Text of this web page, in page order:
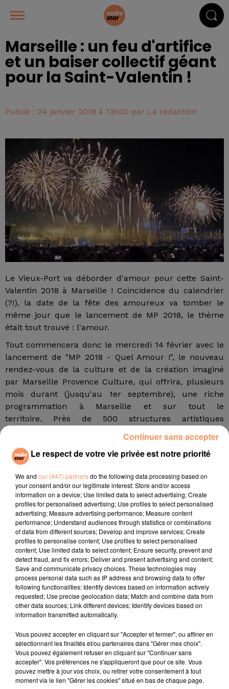
Marseille : un feu d'artifice
et un baiser collectif géant
pour la Saint-Valentin !
Publié : 24 janvier 2018 à 13h30 par La rédaction
Le Vieux-Port va déborder d'amour pour cette Saint-
Valentin 2018 à Marseille ! Coincidence du calendrier
(?!), la date de la fête des amoureux va tomber le
même jour que le lancement de MP 2018, le thème
était tout trouvé : l'amour.
Tout commencera donc le mercredi 14 février avec le
lancement de "MP 2018 - Quel Amour !", le nouveau
rendez-vous de la culture et de la création imaginé
par Marseille Provence Culture, qui offrira, plusieurs
mois durant (jusqu'au 1er septembre), une riche
programmation à Marseille et sur tout le
territoire. Près de 500 structures artistiques
Le grand baiser Marseille
Le 14 février, à 19h - avec "Le Grand baiser Marseille" -
le public sera convié, sur le quai de la Fraternité, à la
prise de vue d’un baiser collectif dont le top départ
sera donné par un spectacle de feu et de lumière
organisé par le Groupe F et ses "feux de l’amour".
fil actus
4 juillet 2022
Radio Star Live avec Dadju
27 juin 2022
Marseille : une application pour mettre en
27 juin 2022
Le cocholed pour jouer à la pétanque
jusqu'au bout de la nuit !
10 mai 2022
Le respect de votre vie privée est notre priorité
We and our (447) partnersdo the following data processing based on
your consent and/or our legitimate interest: Store and/or access
information on a device; Use limited data to select advertising; Create
profiles for personalised advertising; Use profiles to select personalised
advertising; Measure advertising performance; Measure content
performance; Understand audiences through statistics or combinations
of data from different sources; Develop and improve services; Create
profiles to personalise content; Use profiles to select personalised
content; Use limited data to select content; Ensure security, prevent and
detect fraud, and fix errors; Deliver and present advertising and content;
Save and communicate privacy choices. These technologies may
process personal data such as IP address and browsing data to offer
following functionalities: Identify devices based on information actively
requested; Use precise geolocation data; Match and combine data from
other data sources; Link different devices; Identify devices based on
information transmitted automatically.
Vous pouvez accepter en cliquant sur "Accepter et fermer", ou affiner en
sélectionnant les finalités et/ou partenaires dans "Gérer mes choix".
Vous pouvez également refuser en cliquant sur "Continuer sans
accepter". Vos préférences ne s'appliqueront que pour ce site. Vous
pouvez mettre à jour vos choix, ou retirer votre consentement à tout
moment via le lien "Gérer les cookies" situé en bas de chaque page.
Continuer sans accepter